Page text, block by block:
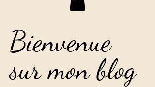
Bienvenue
sur mon blog
Bienvenue
sur mon blog